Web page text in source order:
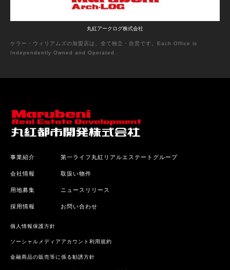
丸紅アークログ株式会社
ケラー・ウィリアムズの加盟店は、全て独立・自営です。Each Office is
Independently Owned and Operated.
事業紹介
会社情報
用地募集
採用情報
第一ライフ丸紅リアルエステートグループ
取扱い物件
ニュースリリース
お問い合わせ
個人情報保護方針
ソーシャルメディアアカウント利用規約
金融商品の販売等に係る勧誘方針